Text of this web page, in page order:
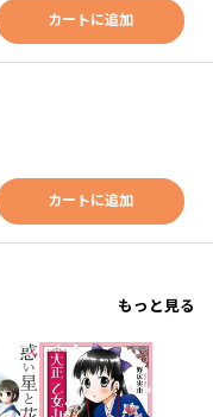
カートに追加
カートに追加
もっと見る